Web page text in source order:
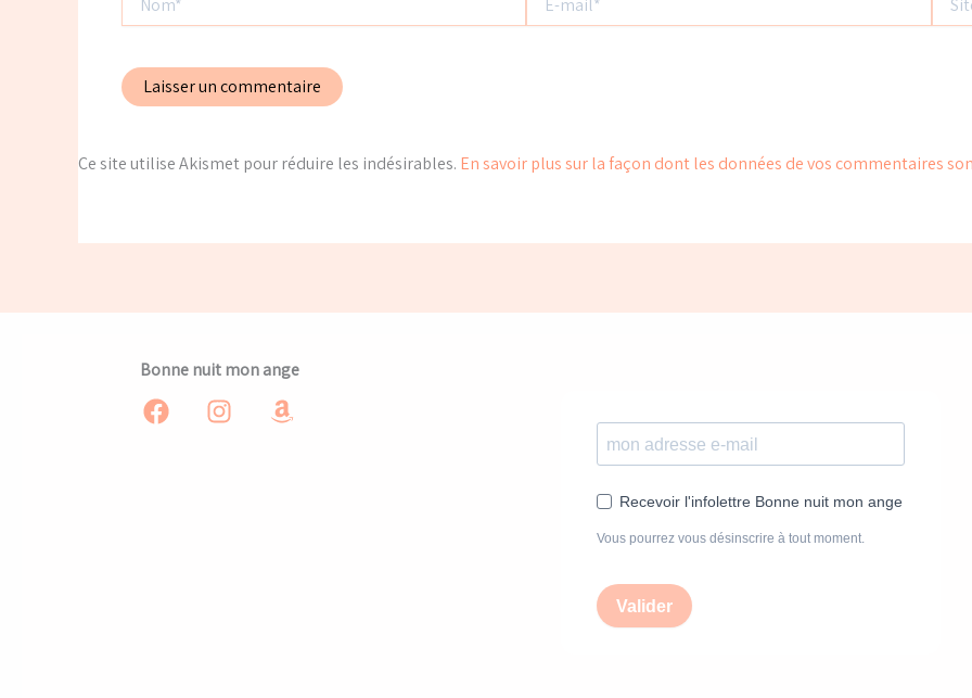
mail*
Ce site utilise Akismet pour réduire les indésirables. En savoir plus sur la façon dont les données de vos commentaires
Bonne nuit mon ange
Recevoir l'infolettre Bonne nuit mon ange
Vous pourrez vous désinscrire à tout moment.
Valider